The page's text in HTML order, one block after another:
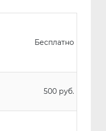
Бесплатно
500 руб.